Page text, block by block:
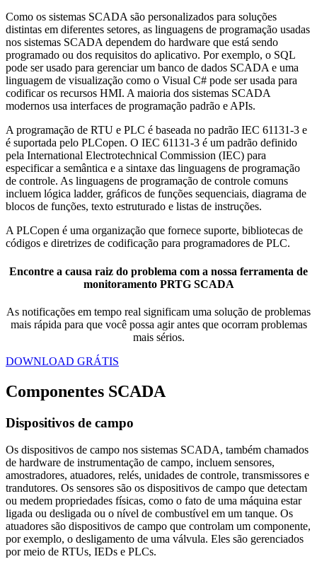
Como os sistemas SCADA são personalizados para soluções
distintas em diferentes setores, as linguagens de programação usadas
nos sistemas SCADA dependem do hardware que está sendo
programado ou dos requisitos do aplicativo. Por exemplo, o SQL
pode ser usado para gerenciar um banco de dados SCADA e uma
linguagem de visualização como o Visual C# pode ser usada para
codificar os recursos HMI. A maioria dos sistemas SCADA
modernos usa interfaces de programação padrão e APIs.
A programação de RTU e PLC é baseada no padrão IEC 61131-3 e
é suportada pelo PLCopen. O IEC 61131-3 é um padrão definido
pela International Electrotechnical Commission (IEC) para
especificar a semântica e a sintaxe das linguagens de programação
de controle. As linguagens de programação de controle comuns
incluem lógica ladder, gráficos de funções sequenciais, diagrama de
blocos de funções, texto estruturado e listas de instruções.
A PLCopen é uma organização que fornece suporte, bibliotecas de
códigos e diretrizes de codificação para programadores de PLC.
Encontre a causa raiz do problema com a nossa ferramenta de
monitoramento PRTG SCADA
As notificações em tempo real significam uma solução de problemas
mais rápida para que você possa agir antes que ocorram problemas
mais sérios.
DOWNLOAD GRÁTIS
Componentes SCADA
Dispositivos de campo
Os dispositivos de campo nos sistemas SCADA, também chamados
de hardware de instrumentação de campo, incluem sensores,
amostradores, atuadores, relés, unidades de controle, transmissores e
trandutores. Os sensores são os dispositivos de campo que detectam
ou medem propriedades físicas, como o fato de uma máquina estar
ligada ou desligada ou o nível de combustível em um tanque. Os
atuadores são dispositivos de campo que controlam um componente,
por exemplo, o desligamento de uma válvula. Eles são gerenciados
por meio de RTUs, IEDs e PLCs.